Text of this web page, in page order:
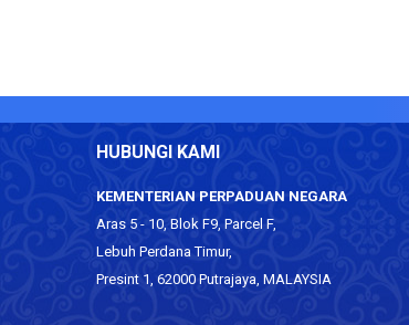
HUBUNGI KAMI
KEMENTERIAN PERPADUAN NEGARA
Aras 5 - 10, Blok F9, Parcel F,
Lebuh Perdana Timur,
Presint 1, 62000 Putrajaya, MALAYSIA